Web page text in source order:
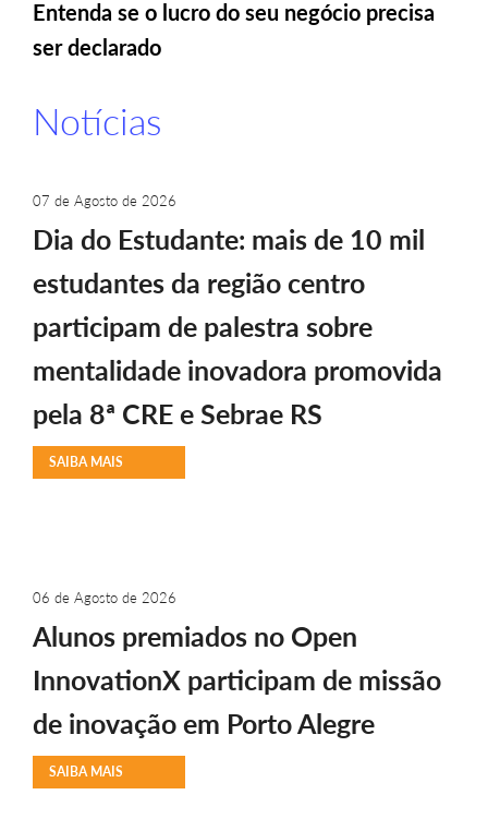
Entenda se o lucro do seu negócio precisa
ser declarado
Notícias
07 de Agosto de 2026
Dia do Estudante: mais de 10 mil
estudantes da região centro
participam de palestra sobre
mentalidade inovadora promovida
pela 8ª CRE e Sebrae RS
SAIBA MAIS
06 de Agosto de 2026
Alunos premiados no Open
InnovationX participam de missão
de inovação em Porto Alegre
SAIBA MAIS